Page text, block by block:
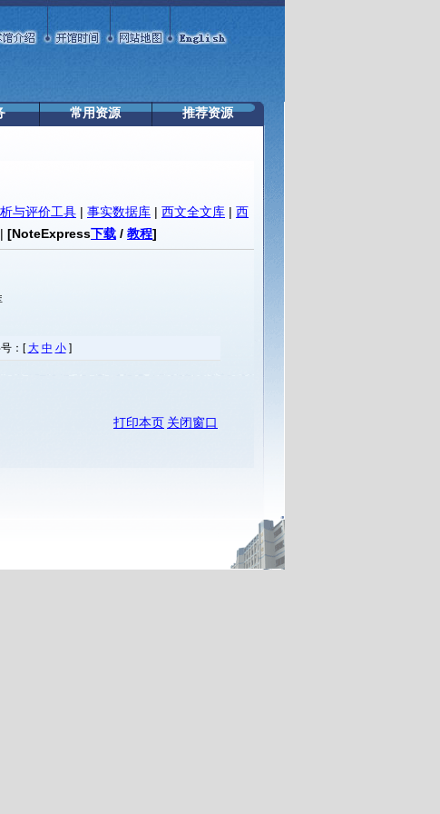
常用资源 推荐资源
与评价工具 | 事实数据库 | 西文全文库 | 西
| [NoteExpress下载 / 教程]
：[大 中 小]
打印本页 关闭窗口